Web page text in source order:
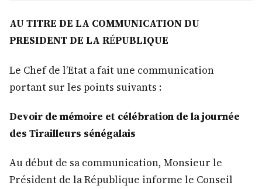
AU TITRE DE LA COMMUNICATION DU
PRESIDENT DE LA RÉPUBLIQUE
Le Chef de l’Etat a fait une communication
portant sur les points suivants :
Devoir de mémoire et célébration de la journée
des Tirailleurs sénégalais
Au début de sa communication, Monsieur le
Président de la République informe le Conseil